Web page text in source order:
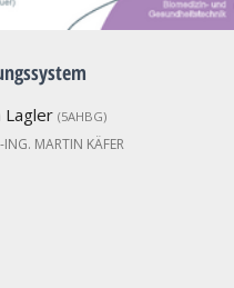
Lagler (5AHBG)
MARTIN KÄFER